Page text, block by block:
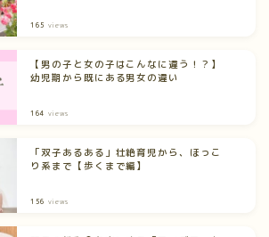
165 views
【男の子と女の子はこんなに違う！？】
幼児期から既にある男女の違い
164 views
「双子あるある」壮絶育児から、ほっこ
り系まで【歩くまで編】
156 views